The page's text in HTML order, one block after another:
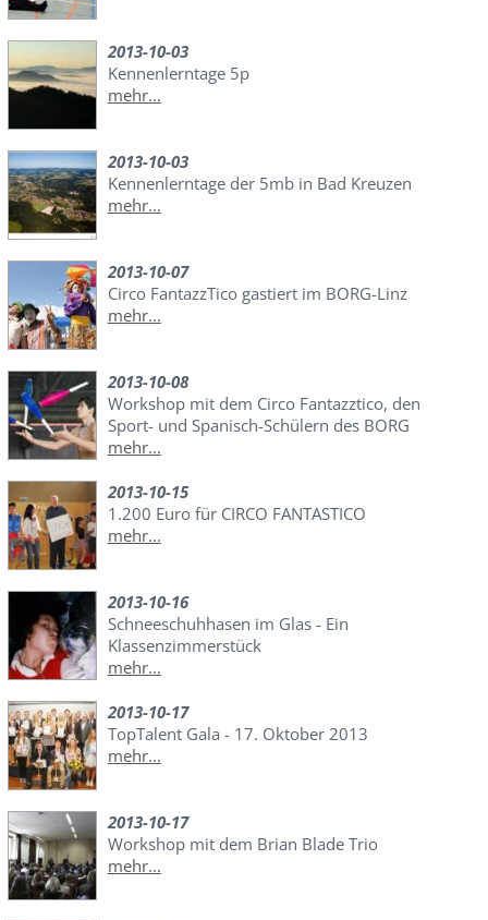
2013-10-03
Kennenlerntage 5p
mehr...
2013-10-03
Kennenlerntage der 5mb in Bad Kreuzen
mehr...
2013-10-07
Circo FantazzTico gastiert im BORG-Linz
mehr...
2013-10-08
Workshop mit dem Circo Fantazztico, den
Sport- und Spanisch-Schülern des BORG
mehr...
2013-10-15
1.200 Euro für CIRCO FANTASTICO
mehr...
2013-10-16
Schneeschuhhasen im Glas - Ein
Klassenzimmerstück
mehr...
2013-10-17
TopTalent Gala - 17. Oktober 2013
mehr...
2013-10-17
Workshop mit dem Brian Blade Trio
mehr...